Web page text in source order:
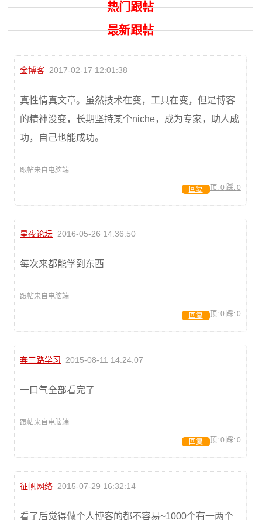
热门跟帖
最新跟帖
金博客 2017-02-17 12:01:38
真性情真文章。虽然技术在变，工具在变，但是博客
的精神没变，长期坚持某个niche，成为专家，助人成
功，自己也能成功。
跟帖来自电脑端
顶: 0 踩: 0
回复
星夜论坛 2016-05-26 14:36:50
每次来都能学到东西
跟帖来自电脑端
顶: 0 踩: 0
回复
奔三路学习 2015-08-11 14:24:07
一口气全部看完了
跟帖来自电脑端
顶: 0 踩: 0
回复
征帆网络 2015-07-29 16:32:14
看了后觉得做个人博客的都不容易~1000个有一两个